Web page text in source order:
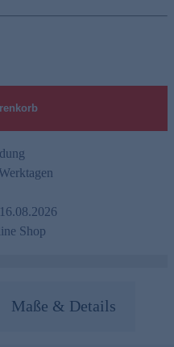
Shop
Maße & Details